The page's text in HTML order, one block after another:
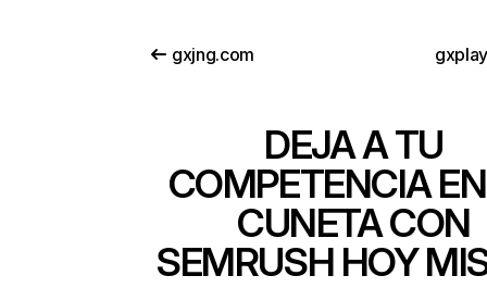
gxjng.com
DEJA A TU
COMPETENCIA
CUNETA CON
SEMRUSH HOY